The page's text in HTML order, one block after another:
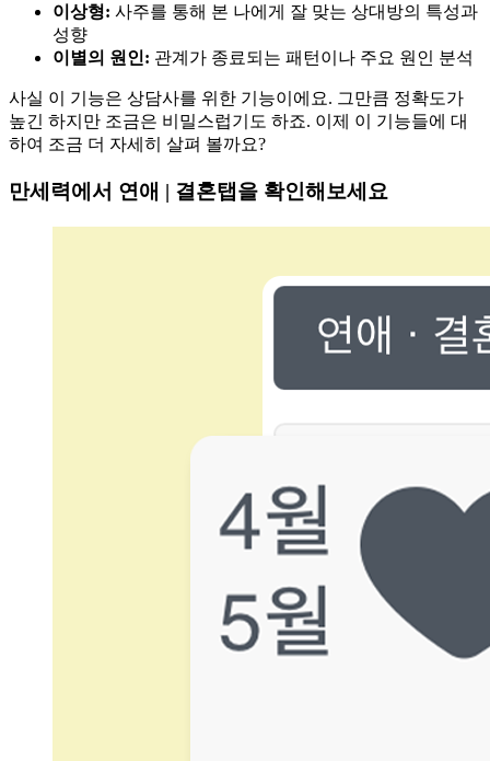
이상형: 사주를 통해 본 나에게 잘 맞는 상대방의 특성과
성향
이별의 원인: 관계가 종료되는 패턴이나 주요 원인 분석
사실 이 기능은 상담사를 위한 기능이에요. 그만큼 정확도가
높긴 하지만 조금은 비밀스럽기도 하죠. 이제 이 기능들에 대
하여 조금 더 자세히 살펴 볼까요?
만세력에서 연애 | 결혼탭을 확인해보세요